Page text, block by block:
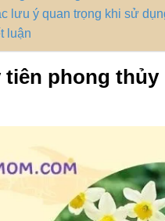
lưu ý quan trọng khi sử
luận
tiên phong